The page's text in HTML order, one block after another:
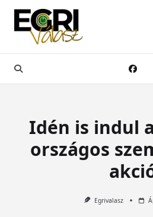
Skip
content
Idén is indul
országos
Egrivalasz